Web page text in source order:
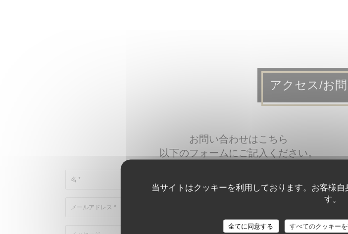
当サイトはクッキーを利用しております。お客様
す。
全てに同意する すべてのクッキー
アクセス/お
お問い合わせはこちら
以下のフォームにご記入ください。